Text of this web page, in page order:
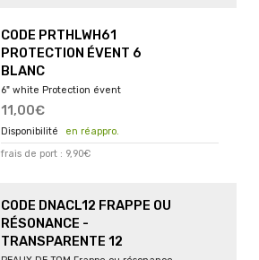
CODE PRTHLWH61
PROTECTION ÉVENT 6
BLANC
6" white Protection évent
11,00€
en réappro.
frais de port : 9,90€
CODE DNACL12 FRAPPE OU
RÉSONANCE -
TRANSPARENTE 12